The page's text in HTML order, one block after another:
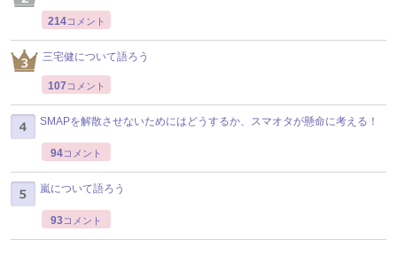
214コメント
三宅健について語ろう
107 コメント
SMAPを解散させないためにはどうするか、スマオタが懸命に考える！
94コメント
嵐について語ろう
93コメント